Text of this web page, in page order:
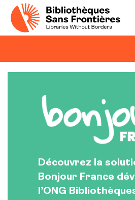
Découvrez la
Bonjour France
l’ONG